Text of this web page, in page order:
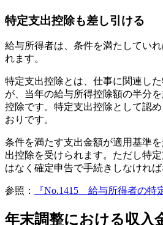
特定支出控除も差し引ける
給与所得者は、条件を満たしてい
れます。
特定支出控除とは、仕事に関連した
が、当年の給与所得控除額の半分
控除です。特定支出控除として認
おりです。
条件を満たす支出金額が適用基準
出控除を受けられます。ただし特
はなく確定申告で手続きしなければ
参照： 『No.1415 給与所得者の特
年末調整における収入